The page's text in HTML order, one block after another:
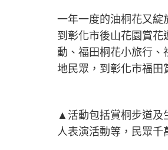
一年一度的油桐花又綻
到彰化市後山花園賞
動、福田桐花小旅行、
地民眾，到彰化市福田
▲活動包括賞桐步道及
人表演活動等，民眾千